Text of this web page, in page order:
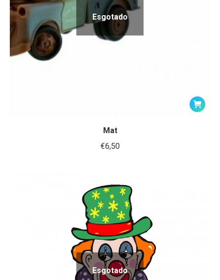
Esgotado
Mat
€6,50
Esgotado